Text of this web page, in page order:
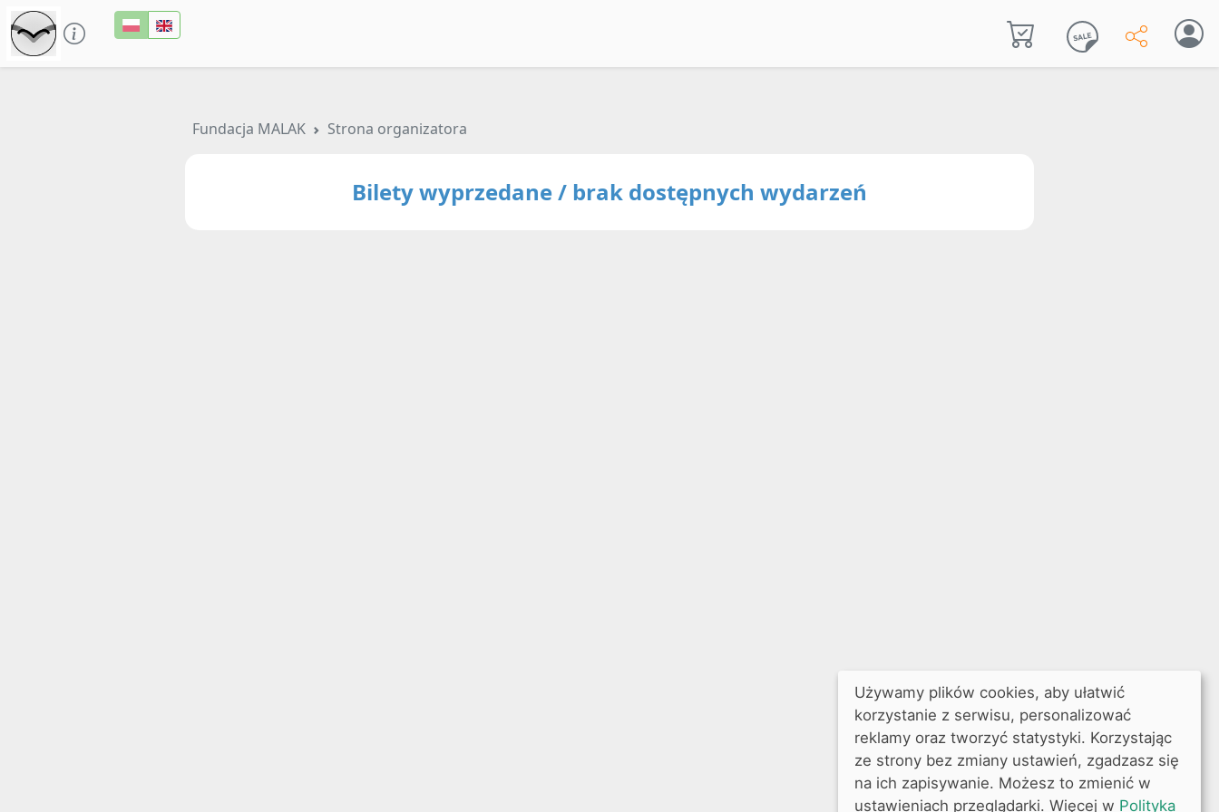
Fundacja MALAK Strona organizatora
Bilety wyprzedane / brak dostępnych wydarzeń
Używamy plików cookies, aby ułatwić
korzystanie z serwisu, personalizować
reklamy oraz tworzyć statystyki. Korzystając
ze strony bez zmiany ustawień, zgadzasz się
na ich zapisywanie. Możesz to zmienić w
ustawieniach przeglądarki. Więcej w Polityka